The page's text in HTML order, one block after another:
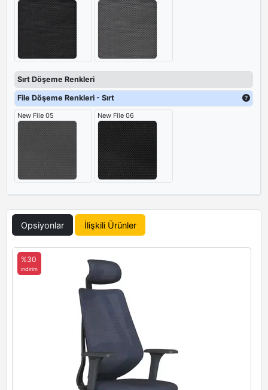
Sırt Döşeme Renkleri
File Döşeme Renkleri - Sırt
New File 05 New File 06
Opsiyonlar İlişkili Ürünler
%30
indirim